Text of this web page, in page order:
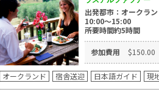
出発都市：オークラン
10:00～15:00
所要時間約5時間
参加費用 $150.00
オークランド 宿舎送迎 日本語ガイド 現